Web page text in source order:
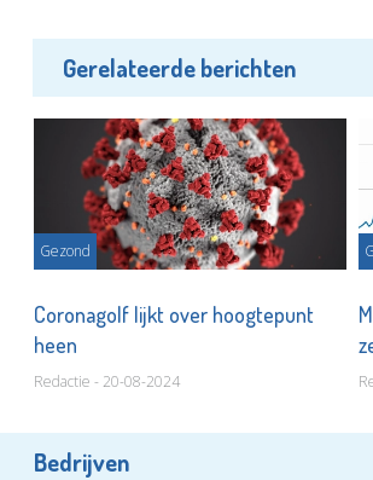
Gerelateerde berichten
Gezond
Coronagolf lijkt over hoogtepunt
heen
Redactie - 20-08-2024
Bedrijven